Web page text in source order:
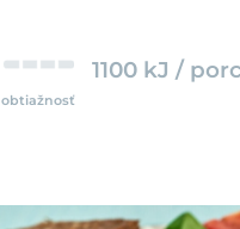
obtiažnosť
1100 kJ /